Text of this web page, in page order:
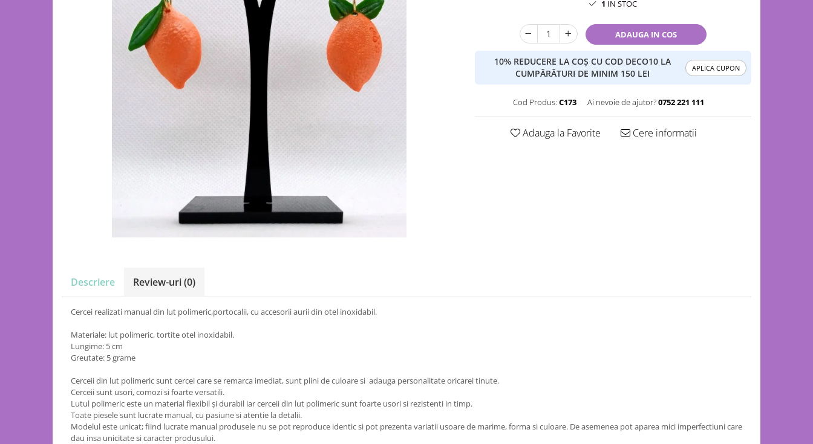
1 IN STOC
ADAUGA IN COS
10% REDUCERE LA COȘ CU COD DECO10 LA
CUMPĂRĂTURI DE MINIM 150 LEI
APLICA CUPON
Cod Produs: C173 Ai nevoie de ajutor?0752 221 111
Adauga la Favorite Cere informatii
Descriere Review-uri(0)
Cercei realizati manual din lut polimeric,portocalii, cu accesorii aurii din otel inoxidabil.
Materiale: lut polimeric, tortite otel inoxidabil.
Lungime: 5 cm
Greutate: 5 grame
Cerceii din lut polimeric sunt cercei care se remarca imediat, sunt plini de culoare si adauga personalitate oricarei tinute.
Cerceii sunt usori, comozi si foarte versatili.
Lutul polimeric este un material flexibil și durabil iar cerceii din lut polimeric sunt foarte usori si rezistenti in timp.
Toate piesele sunt lucrate manual, cu pasiune si atentie la detalii.
Modelul este unicat; fiind lucrate manual produsele nu se pot reproduce identic si pot prezenta variatii usoare de marime, forma si culoare. De asemenea pot aparea mici imperfectiuni care
dau insa unicitate si caracter produsului.